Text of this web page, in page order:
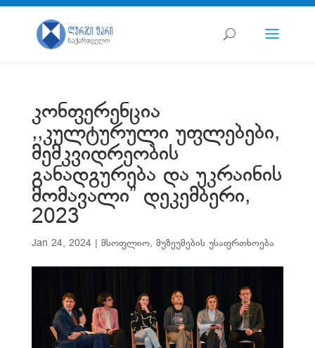
კონფერენცია
,,კულტურული უფლებები,
მემკვიდრეობის
განადგურება და უკრაინის
მომავალი” დეკემბერი,
2023
Jan 24, 2024 მსოფლიო, მუზეუმების უსაფრთხოება